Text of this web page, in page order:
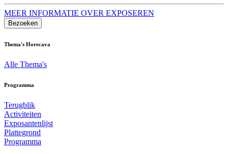
MEER INFORMATIE OVER EXPOSEREN
Bezoeken
Thema's Horecava
Alle Thema's
Programma
Terugblik
Activiteiten
Exposantenlijst
Plattegrond
Programma